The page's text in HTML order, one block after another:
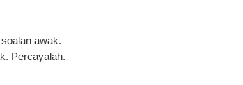
awak.
Percayalah.